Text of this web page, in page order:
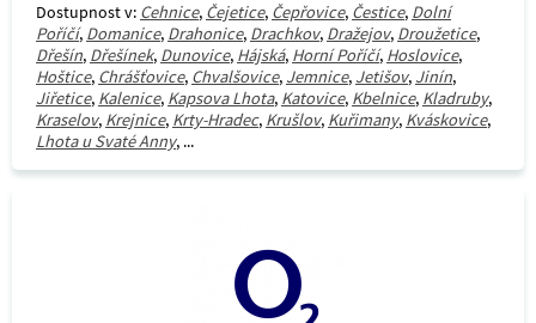
Dostupnost v: Cehnice, Čejetice, Čepřovice, Čestice, Dolní
Poříčí, Domanice, Drahonice, Drachkov, Dražejov, Droužetice,
Dřešín, Dřešínek, Dunovice, Hájská, Horní Poříčí, Hoslovice,
Hoštice, Chrášťovice, Chvalšovice, Jemnice, Jetišov, Jinín,
Jiřetice, Kalenice, Kapsova Lhota, Katovice, Kbelnice, Kladruby,
Kraselov, Krejnice, Krty-Hradec, Krušlov, Kuřimany, Kváskovice,
Lhota u Svaté Anny, ...